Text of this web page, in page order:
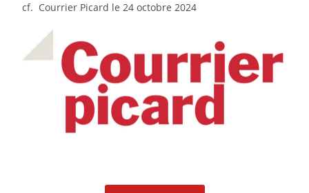
cf. Courrier Picard le 24 octobre 2024